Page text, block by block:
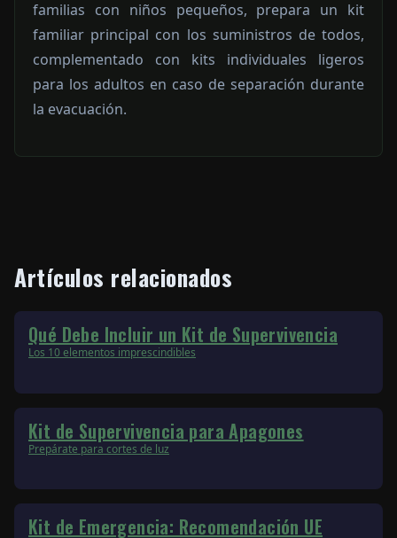
familias con niños pequeños, prepara un kit
familiar principal con los suministros de todos,
complementado con kits individuales ligeros
para los adultos en caso de separación durante
la evacuación.
Artículos relacionados
Qué Debe Incluir un Kit de Supervivencia
Los 10 elementos imprescindibles
Kit de Supervivencia para Apagones
Prepárate para cortes de luz
Kit de Emergencia: Recomendación UE